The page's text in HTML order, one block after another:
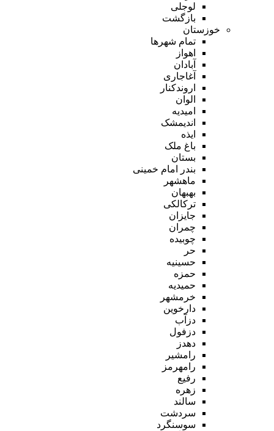
لوجلی
بازگشت
خوزستان
تمام شهر‌ها
اهواز
آبادان
آغاجاری
اروندکنار
الوان
امیدیه
اندیمشک
ایذه
باغ ملک
بستان
بندر امام خمینی
ماهشهر
بهبهان
ترکالکی
جایزان
چمران
چوبیده
حر
حسینیه
حمزه
حمیدیه
خرمشهر
دارخوین
دزآب
دزفول
دهدز
رامشیر
رامهرمز
رفیع
زهره
سالند
سردشت
سوسنگرد